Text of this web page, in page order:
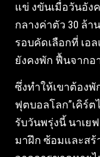
แข่ งขันเมื่อวันอัง
กลางค่าตัว 30 ล้า
รอบคัดเลือกที่ เอ
ยังคงพัก ฟื้นจากอ
ซึ่งทําให้เขาต้องพั
ฟุตบอลโลก”เคิร์ต
รับวันพรุ่งนี้ นาเย
มาฝึก ซ้อมและสร้